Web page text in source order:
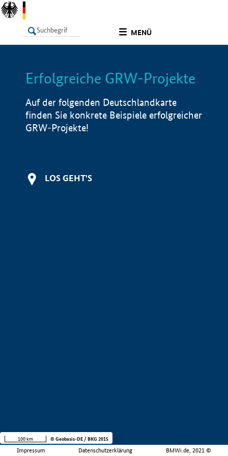
MENÜ
LISTE Info
Erfolgreiche GRW-Projekte
Auf der folgenden Deutschlandkarte
finden Sie konkrete Beispiele erfolgreicher
GRW-Projekte!
LOS GEHT'S
Impressum Datenschutzerklärung BMWi.de, 2021 ©
100 km © Geobasis-DE / BKG 2015